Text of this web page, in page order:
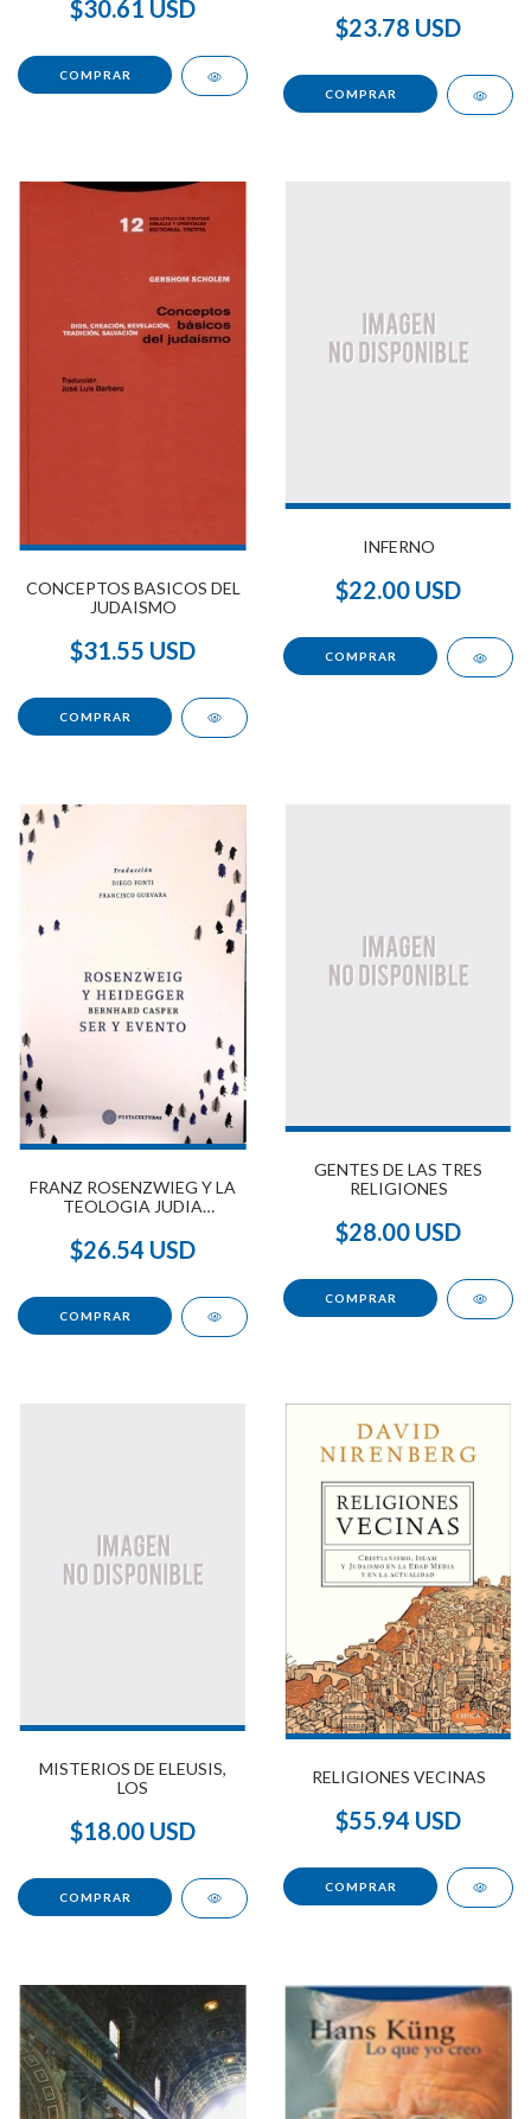
$30.61 USD
$23.78 USD
CONCEPTOS BASICOS DEL
JUDAISMO
$31.55 USD
INFERNO
$22.00 USD
FRANZ ROSENZWIEG Y LA
TEOLOGIA JUDIA
$26.54 USD
GENTES DE LAS TRES
RELIGIONES
$28.00 USD
MISTERIOS DE ELEUSIS,
LOS
$18.00 USD
RELIGIONES VECINAS
$55.94 USD